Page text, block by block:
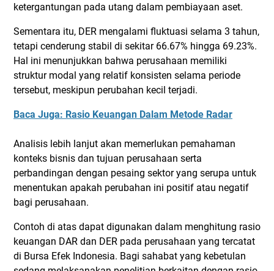
ketergantungan pada utang dalam pembiayaan aset.
Sementara itu, DER mengalami fluktuasi selama 3 tahun,
tetapi cenderung stabil di sekitar 66.67% hingga 69.23%.
Hal ini menunjukkan bahwa perusahaan memiliki
struktur modal yang relatif konsisten selama periode
tersebut, meskipun perubahan kecil terjadi.
Baca Juga: Rasio Keuangan Dalam Metode Radar
Analisis lebih lanjut akan memerlukan pemahaman
konteks bisnis dan tujuan perusahaan serta
perbandingan dengan pesaing sektor yang serupa untuk
menentukan apakah perubahan ini positif atau negatif
bagi perusahaan.
Contoh di atas dapat digunakan dalam menghitung rasio
keuangan DAR dan DER pada perusahaan yang tercatat
di Bursa Efek Indonesia. Bagi sahabat yang kebetulan